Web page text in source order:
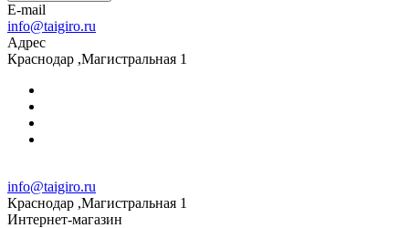
E-mail
info@taigiro.ru
Адрес
Краснодар ,Магистральная 1
info@taigiro.ru
Краснодар ,Магистральная 1
Интернет-магазин